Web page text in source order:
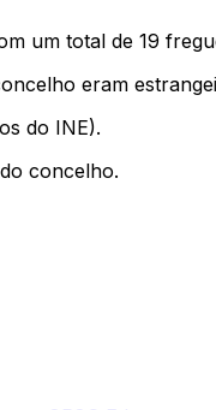
um total de 19
eram
do INE).
concelho.